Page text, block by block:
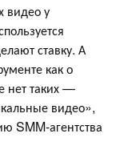
видео у
ставку. А
как о
нет таких —
видео»,
SMM-агентства